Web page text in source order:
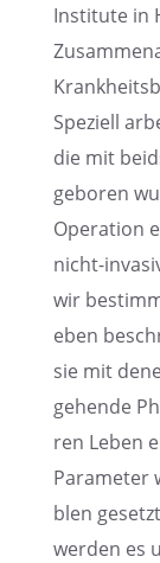
Insti­tute in
Spezi­ell
die mit
geboren
Opera­tion
nicht-
wir
eben
sie mit
ge­hende
ren Leben
Parame­ter
blen
werden es